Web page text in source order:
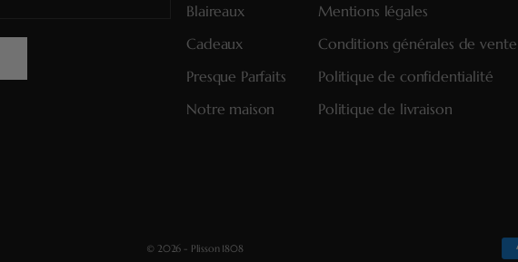
Blaireaux
Cadeaux
Presque Parfaits
Notre maison
Mentions légales
Conditions générales de vente
Politique de confidentialité
Politique de livraison
© 2026 - Plisson 1808